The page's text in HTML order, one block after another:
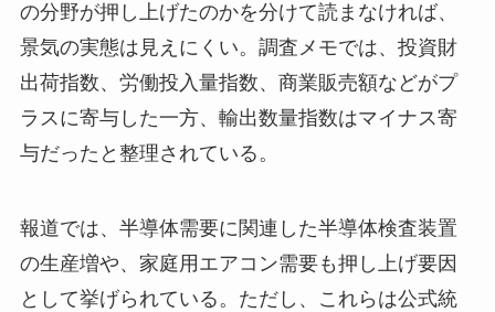
の分野が押し上げたのかを分けて読まなければ、
景気の実態は見えにくい。調査メモでは、投資財
出荷指数、労働投入量指数、商業販売額などがプ
ラスに寄与した一方、輸出数量指数はマイナス寄
与だったと整理されている。
報道では、半導体需要に関連した半導体検査装置
の生産増や、家庭用エアコン需要も押し上げ要因
として挙げられている。ただし、これらは公式統